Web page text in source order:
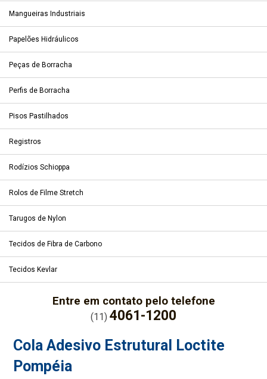
Mangueiras Industriais
Papelões Hidráulicos
Peças de Borracha
Perfis de Borracha
Pisos Pastilhados
Registros
Rodízios Schioppa
Rolos de Filme Stretch
Tarugos de Nylon
Tecidos de Fibra de Carbono
Tecidos Kevlar
Entre em contato pelo telefone
(11) 4061-1200
Cola Adesivo Estrutural Loctite
Pompéia